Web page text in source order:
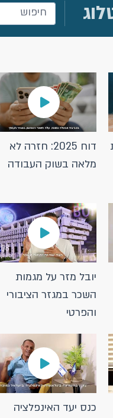
חיפוש
דוח 2025: חזרה לא
מלאה בשוק העבודה
יובל מזר על מגמות
השכר במגזר הציבורי
והפרטי
כנס יעד האינפלציה